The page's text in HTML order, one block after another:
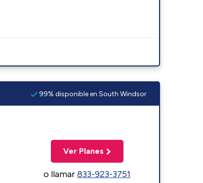
99% disponible en South Windsor
Ver Planes
o llamar833-923-3751